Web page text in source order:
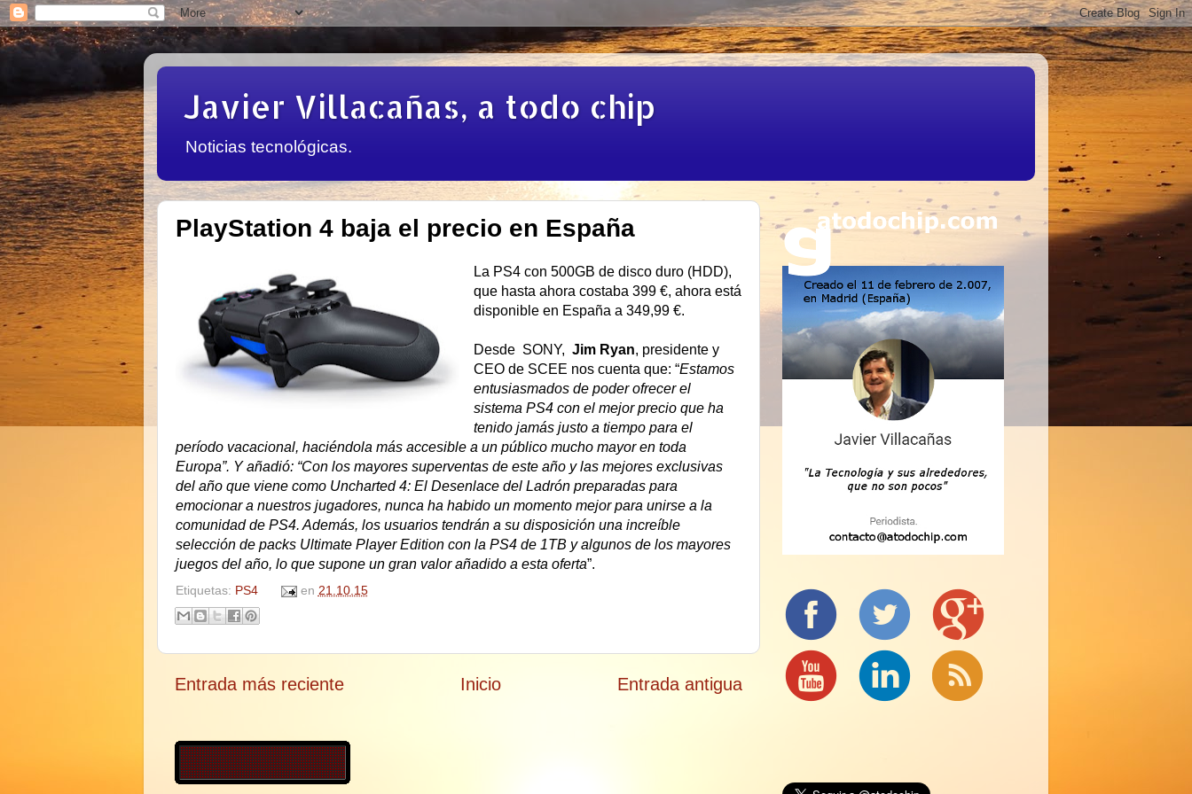
Javier Villacañas, a todo chip
Noticias tecnológicas.
PlayStation 4 baja el precio en España
La PS4 con 500GB de disco duro (HDD),
que hasta ahora costaba 399 €, ahora está
disponible en España a 349,99 €.
Desde SONY, Jim Ryan, presidente y
CEO de SCEE nos cuenta que: “Estamos
entusiasmados de poder ofrecer el
sistema PS4 con el mejor precio que ha
tenido jamás justo a tiempo para el
período vacacional, haciéndola más accesible a un público mucho mayor en toda
Europa”. Y añadió: “Con los mayores superventas de este año y las mejores exclusivas
del año que viene como Uncharted 4: El Desenlace del Ladrón preparadas para
emocionar a nuestros jugadores, nunca ha habido un momento mejor para unirse a la
comunidad de PS4. Además, los usuarios tendrán a su disposición una increíble
selección de packs Ultimate Player Edition con la PS4 de 1TB y algunos de los mayores
juegos del año, lo que supone un gran valor añadido a esta oferta”.
Etiquetas: PS4 en 21.10.15
Entrada más reciente Entrada antigua
Inicio